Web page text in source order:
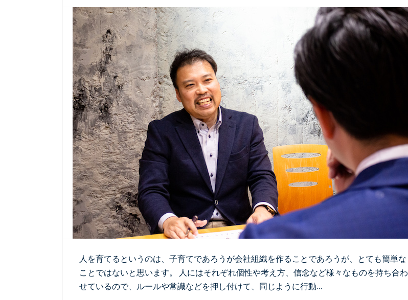
人を育てるというのは、子育てであろうが会社組織を作ることであろうが、とても簡単な
ことではないと思います。 人にはそれぞれ個性や考え方、信念など様々なものを持ち合わ
せているので、ルールや常識などを押し付けて、同じように行動…